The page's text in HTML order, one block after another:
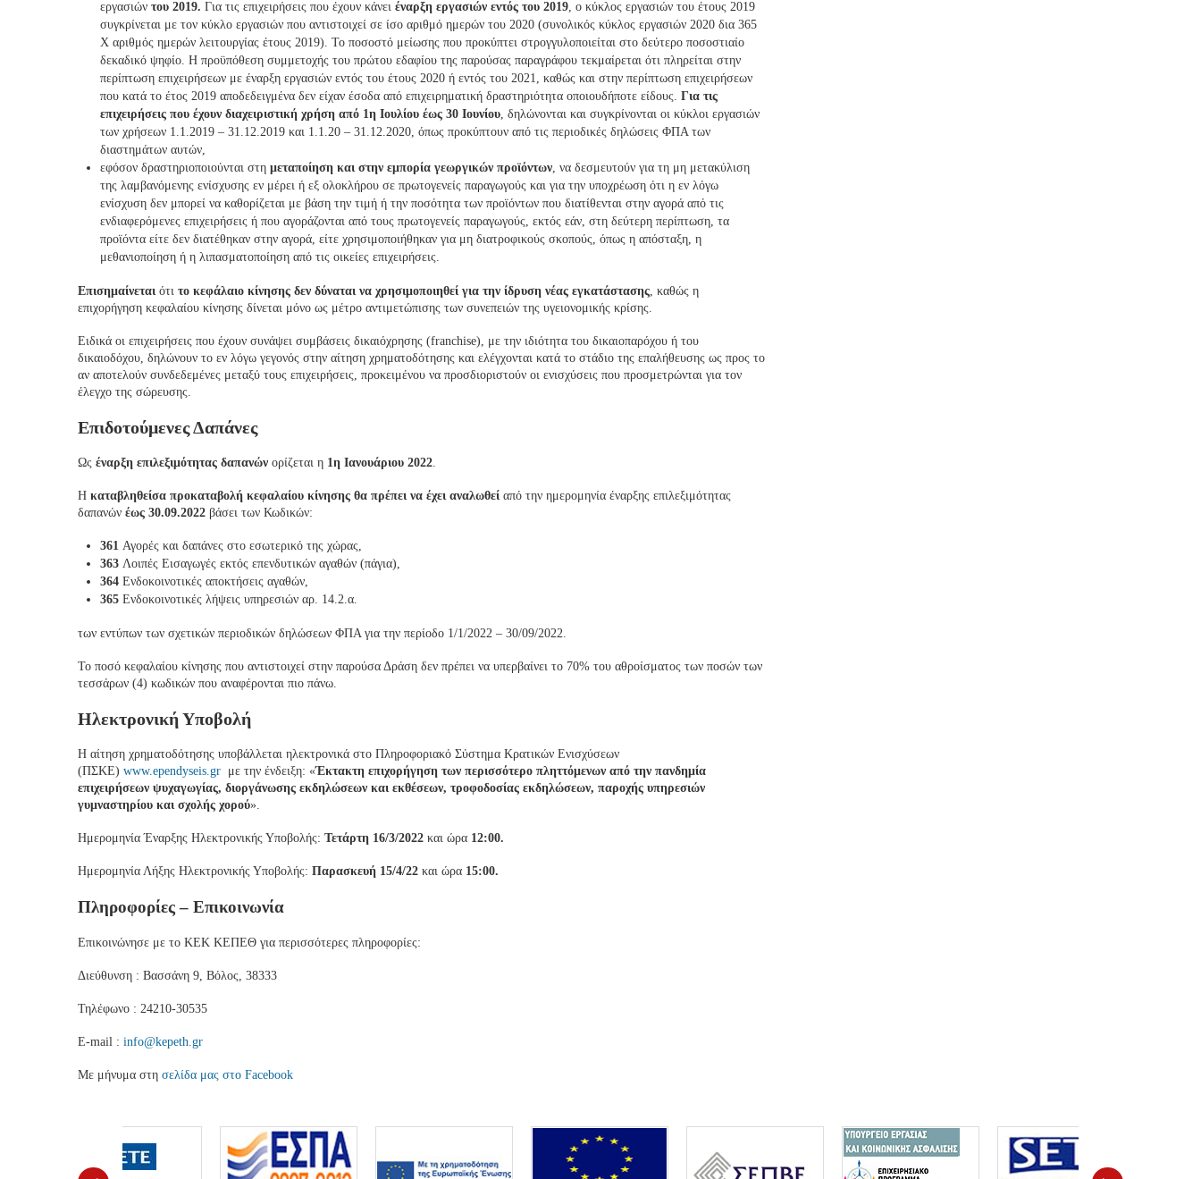
εργασιών του 2019. Για τις επιχειρήσεις που έχουν κάνει έναρξη εργασιών εντός του 2019, ο κύκλος εργασιών του έτους 2019
συγκρίνεται με τον κύκλο εργασιών που αντιστοιχεί σε ίσο αριθμό ημερών του 2020 (συνολικός κύκλος εργασιών 2020 δια 365
Χ αριθμός ημερών λειτουργίας έτους 2019). Το ποσοστό μείωσης που προκύπτει στρογγυλοποιείται στο δεύτερο ποσοστιαίο
δεκαδικό ψηφίο. Η προϋπόθεση συμμετοχής του πρώτου εδαφίου της παρούσας παραγράφου τεκμαίρεται ότι πληρείται στην
περίπτωση επιχειρήσεων με έναρξη εργασιών εντός του έτους 2020 ή εντός του 2021, καθώς και στην περίπτωση επιχειρήσεων
που κατά το έτος 2019 αποδεδειγμένα δεν είχαν έσοδα από επιχειρηματική δραστηριότητα οποιουδήποτε είδους. Για τις
επιχειρήσεις που έχουν διαχειριστική χρήση από 1η Ιουλίου έως 30 Ιουνίου, δηλώνονται και συγκρίνονται οι κύκλοι εργασιών
των χρήσεων 1.1.2019 – 31.12.2019 και 1.1.20 – 31.12.2020, όπως προκύπτουν από τις περιοδικές δηλώσεις ΦΠΑ των
διαστημάτων αυτών,
εφόσον δραστηριοποιούνται στη μεταποίηση και στην εμπορία γεωργικών προϊόντων, να δεσμευτούν για τη μη μετακύλιση
της λαμβανόμενης ενίσχυσης εν μέρει ή εξ ολοκλήρου σε πρωτογενείς παραγωγούς και για την υποχρέωση ότι η εν λόγω
ενίσχυση δεν μπορεί να καθορίζεται με βάση την τιμή ή την ποσότητα των προϊόντων που διατίθενται στην αγορά από τις
ενδιαφερόμενες επιχειρήσεις ή που αγοράζονται από τους πρωτογενείς παραγωγούς, εκτός εάν, στη δεύτερη περίπτωση, τα
προϊόντα είτε δεν διατέθηκαν στην αγορά, είτε χρησιμοποιήθηκαν για μη διατροφικούς σκοπούς, όπως η απόσταξη, η
μεθανιοποίηση ή η λιπασματοποίηση από τις οικείες επιχειρήσεις.
Επισημαίνεταιότι το κεφάλαιο κίνησης δεν δύναται να χρησιμοποιηθεί για την ίδρυση νέας εγκατάστασης, καθώς η
επιχορήγηση κεφαλαίου κίνησης δίνεται μόνο ως μέτρο αντιμετώπισης των συνεπειών της υγειονομικής κρίσης.
Ειδικά οι επιχειρήσεις που έχουν συνάψει συμβάσεις δικαιόχρησης (franchise), με την ιδιότητα του δικαιοπαρόχου ή του
δικαιοδόχου, δηλώνουν το εν λόγω γεγονός στην αίτηση χρηματοδότησης και ελέγχονται κατά το στάδιο της επαλήθευσης ως προς το
αν αποτελούν συνδεδεμένες μεταξύ τους επιχειρήσεις, προκειμένου να προσδιοριστούν οι ενισχύσεις που προσμετρώνται για τον
έλεγχο της σώρευσης.
Επιδοτούμενες Δαπάνες
Ως έναρξη επιλεξιμότητας δαπανών ορίζεται η 1η Ιανουάριου 2022.
Η καταβληθείσα προκαταβολή κεφαλαίου κίνησης θα πρέπει να έχει αναλωθείαπό την ημερομηνία έναρξης επιλεξιμότητας
δαπανών έως 30.09.2022 βάσει των Κωδικών:
361 Αγορές και δαπάνες στο εσωτερικό της χώρας,
363 Λοιπές Εισαγωγές εκτός επενδυτικών αγαθών (πάγια),
364 Ενδοκοινοτικές αποκτήσεις αγαθών,
365 Ενδοκοινοτικές λήψεις υπηρεσιών αρ. 14.2.α.
των εντύπων των σχετικών περιοδικών δηλώσεων ΦΠΑ για την περίοδο 1/1/2022 – 30/09/2022.
Το ποσό κεφαλαίου κίνησης που αντιστοιχεί στην παρούσα Δράση δεν πρέπει να υπερβαίνει το 70% του αθροίσματος των ποσών των
τεσσάρων (4) κωδικών που αναφέρονται πιο πάνω.
Ηλεκτρονική Υποβολή
Η αίτηση χρηματοδότησης υποβάλλεται ηλεκτρονικά στο Πληροφοριακό Σύστημα Κρατικών Ενισχύσεων
(ΠΣΚΕ) www.ependyseis.gr με την ένδειξη: «Έκτακτη επιχορήγηση των περισσότερο πληττόμενων από την πανδημία
επιχειρήσεων ψυχαγωγίας, διοργάνωσης εκδηλώσεων και εκθέσεων, τροφοδοσίας εκδηλώσεων, παροχής υπηρεσιών
γυμναστηρίου και σχολής χορού».
Ημερομηνία Έναρξης Ηλεκτρονικής Υποβολής: Τετάρτη 16/3/2022 και ώρα 12:00.
Ημερομηνία Λήξης Ηλεκτρονικής Υποβολής: Παρασκευή 15/4/22 και ώρα 15:00.
Πληροφορίες – Επικοινωνία
Επικοινώνησε με το ΚΕΚ ΚΕΠΕΘ για περισσότερες πληροφορίες:
Διεύθυνση : Βασσάνη 9, Βόλος, 38333
Τηλέφωνο : 24210-30535
Ε-mail : info@kepeth.gr
Με μήνυμα στη σελίδα μας στο Facebook